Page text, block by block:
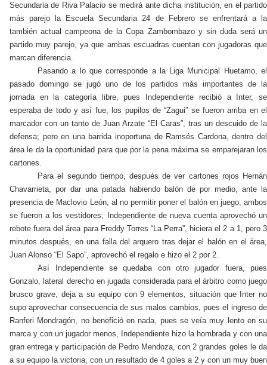
Secundaria de Riva Palacio se medirá ante dicha institución, en el partido
más parejo la Escuela Secundaria 24 de Febrero se enfrentará a la
también actual campeona de la Copa Zambombazo y sin duda será un
partido muy parejo, ya que ambas escuadras cuentan con jugadoras que
marcan diferencia.
Pasando a lo que corresponde a la Liga Municipal Huetamo, el
pasado domingo se jugó uno de los partidos más importantes de la
jornada en la categoría libre, pues Independiente recibió a Inter, se
esperaba de todo y así fue, los pupilos de “Zagui” se fueron arriba en el
marcador con un tanto de Juan Arzate “El Caras”, tras un descuido de la
defensa; pero en una barrida inoportuna de Ramsés Cardona, dentro del
área le da la oportunidad para que por la pena máxima se emparejaran los
cartones.
Para el segundo tiempo, después de ver cartones rojos Hernán
Chavarrieta, por dar una patada habiendo balón de por medio, ante la
presencia de Maclovio León, al no permitir poner el balón en juego, ambos
se fueron a los vestidores; Independiente de nueva cuenta aprovechó un
rebote fuera del área para Freddy Torres “La Perra”, hiciera el 2 a 1, pero 3
minutos después, en una falla del arquero tras dejar el balón en el área,
Juan Alonso “El Sapo”, aprovechó el regalo e hizo el 2 por 2.
Así Independiente se quedaba con otro jugador fuera, pues
Gonzalo, lateral derecho en jugada considerada para el árbitro como juego
brusco grave, deja a su equipo con 9 elementos, situación que Inter no
supo aprovechar consecuencia de sus malos cambios, pues el ingreso de
Ranferi Mondragón, no benefició en nada, pues se veía muy lento en su
marca y con un jugador menos, Independiente hizo la hombrada y con una
gran entrega y participación de Pedro Mendoza, con 2 grandes goles le da
a su equipo la victoria, con un resultado de 4 goles a 2 y con un muy buen